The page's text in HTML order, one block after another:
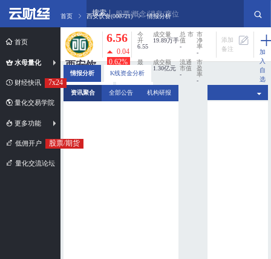
首页
水母量化
财经快讯 7x24
量化交易学院
更多功能
低佣开户 股票/期货
量化交流论坛
首页 西安饮食(000721) 情报分析
搜索 股票/概念/消息/席位
西安饮
食
000721
6.56
0.04
0.62%
今
开
6.55
成交量
19.89万手
总 市
值
-
市
净
率
-
最
6.65
成交额
1.30亿元
流通
市值
-
市
盈
率
-
6.47
换手率
0%
添加
备注
加
入
自
选
情报分析 K线资金分析
分时资金分析 新闻扫描
资讯聚合 全部公告 机构研报